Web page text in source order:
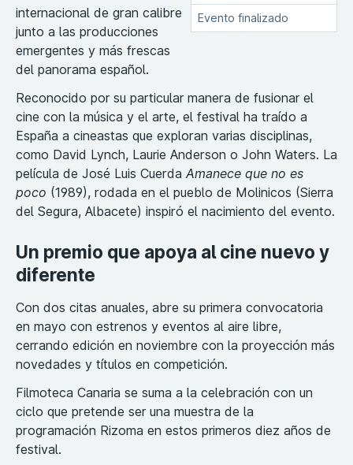
Evento finalizado
internacional de gran calibre
junto a las producciones
emergentes y más frescas
del panorama español.
Reconocido por su particular manera de fusionar el
cine con la música y el arte, el festival ha traído a
España a cineastas que exploran varias disciplinas,
como David Lynch, Laurie Anderson o John Waters. La
película de José Luis Cuerda Amanece que no es
poco (1989), rodada en el pueblo de Molinicos (Sierra
del Segura, Albacete) inspiró el nacimiento del evento.
Un premio que apoya al cine nuevo y
diferente
Con dos citas anuales, abre su primera convocatoria
en mayo con estrenos y eventos al aire libre,
cerrando edición en noviembre con la proyección más
novedades y títulos en competición.
Filmoteca Canaria se suma a la celebración con un
ciclo que pretende ser una muestra de la
programación Rizoma en estos primeros diez años de
festival.